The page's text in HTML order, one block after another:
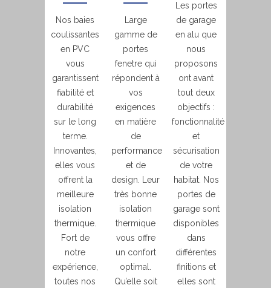
Nos baies
coulissantes
en PVC
vous
garantissent
fiabilité et
durabilité
sur le long
terme.
Innovantes,
elles vous
offrent la
meilleure
isolation
thermique.
Fort de
notre
expérience,
toutes nos
Large
gamme de
portes
fenetre qui
répondent à
vos
exigences
en matière
de
performance
et de
design. Leur
très bonne
isolation
thermique
vous offre
un confort
optimal.
Qu’elle soit
Les portes
de garage
en alu que
nous
proposons
ont avant
tout deux
objectifs :
fonctionnalité
et
sécurisation
de votre
habitat. Nos
portes de
garage sont
disponibles
dans
différentes
finitions et
elles sont